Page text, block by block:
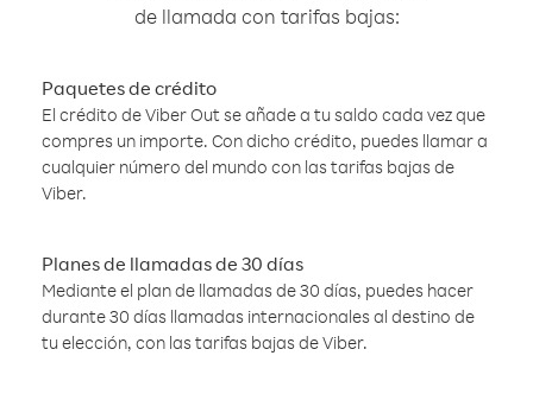
de llamada con tarifas bajas:
Paquetes de crédito
El crédito de Viber Out se añade a tu saldo cada vez que
compres un importe. Con dicho crédito, puedes llamar a
cualquier número del mundo con las tarifas bajas de
Viber.
Planes de llamadas de 30 días
Mediante el plan de llamadas de 30 días, puedes hacer
durante 30 días llamadas internacionales al destino de
tu elección, con las tarifas bajas de Viber.